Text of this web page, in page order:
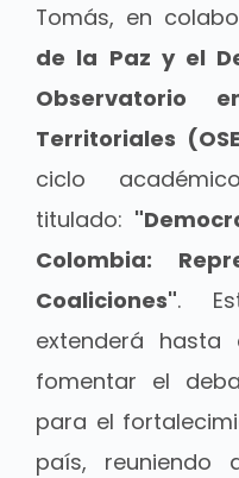
Tomás, en
de la Paz y el
Observatorio
Territoriales
ciclo
titulado:
Colombia:
Coaliciones".
extenderá
fomentar el
para el
país, reuniendo